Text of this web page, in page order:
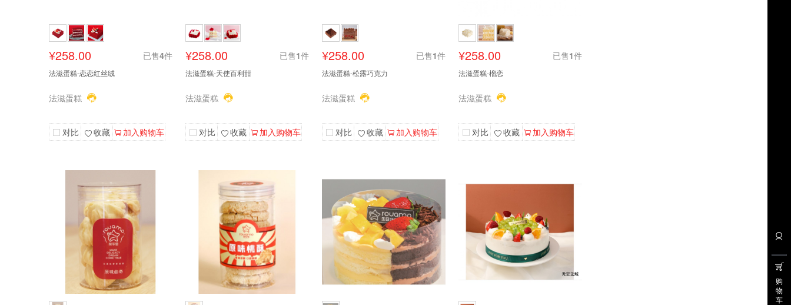
¥258.00 已售4件
法滋蛋糕-恋恋红丝绒
法滋蛋糕
对比 收藏 加入购物车
¥258.00 已售1件
法滋蛋糕-天使百利甜
法滋蛋糕
对比 收藏 加入购物车
¥258.00 已售1件
法滋蛋糕-松露巧克力
法滋蛋糕
对比 收藏 加入购物车
¥258.00 已售1件
法滋蛋糕-榴恋
法滋蛋糕
对比 收藏 加入购物车
购
物
车